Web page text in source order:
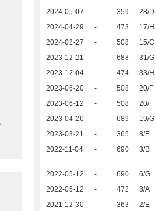
2024-05-07
- 359 28/D
2024-04-29
- 473 17/H
2024-02-27
- 508 15/C
2023-12-21
- 688 31/G
2023-12-04
- 474 33/H
2023-06-20
- 508 20/F
2023-06-12
- 508 20/F
2023-04-26
- 689 19/G
2023-03-21
- 365 8/E
2022-11-04
- 690 3/B
2022-05-12
- 690 6/G
2022-05-12
- 472 8/A
2021-12-30
- 363 2/E